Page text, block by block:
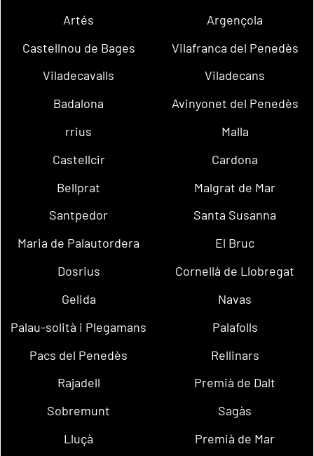
Artés
Argençola
Castellnou de Bages
Vilafranca del Penedès
Viladecavalls
Viladecans
Badalona
Avinyonet del Penedès
rrius
Malla
Castellcir
Cardona
Bellprat
Malgrat de Mar
Santpedor
Santa Susanna
Maria de Palautordera
El Bruc
Dosrius
Cornellà de Llobregat
Gelida
Navas
Palau-solità i Plegamans
Palafolls
Pacs del Penedès
Rellinars
Rajadell
Premià de Dalt
Sobremunt
Sagàs
Lluçà
Premià de Mar